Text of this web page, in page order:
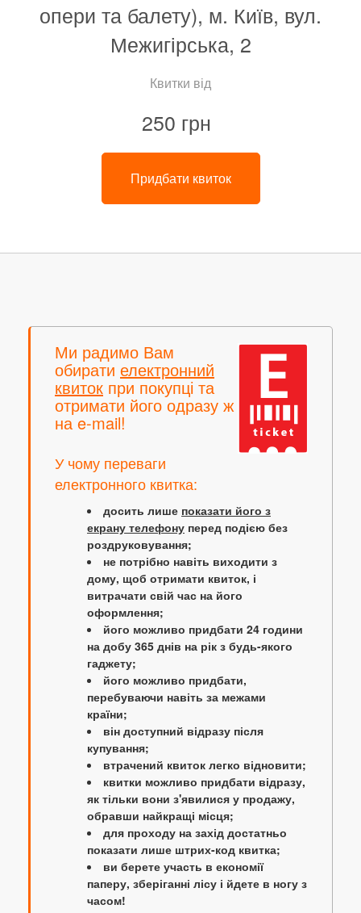
опери та балету), м. Київ, вул.
Межигірська, 2
Квитки від
250 грн
Придбати квиток
Ми радимо Вам
обирати електронний
квиток при покупці та
отримати його одразу ж
на e-mail!
У чому переваги
електронного квитка:
досить лише показати його з
екрану телефону перед подією без
роздруковування;
не потрібно навіть виходити з
дому, щоб отримати квиток, і
витрачати свій час на його
оформлення;
його можливо придбати 24 години
на добу 365 днів на рік з будь-якого
гаджету;
його можливо придбати,
перебуваючи навіть за межами
країни;
він доступний відразу після
купування;
втрачений квиток легко відновити;
квитки можливо придбати відразу,
як тільки вони з'явилися у продажу,
обравши найкращі місця;
для проходу на захід достатньо
показати лише штрих-код квитка;
ви берете участь в економії
паперу, зберіганні лісу і йдете в ногу з
часом!